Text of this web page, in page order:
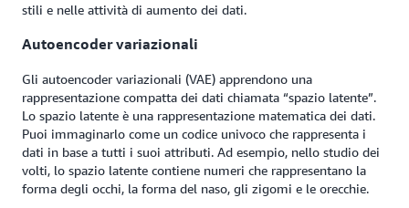
stili e nelle attività di aumento dei dati.
Autoencoder variazionali
Gli autoencoder variazionali (VAE) apprendono una
rappresentazione compatta dei dati chiamata “spazio latente”.
Lo spazio latente è una rappresentazione matematica dei dati.
Puoi immaginarlo come un codice univoco che rappresenta i
dati in base a tutti i suoi attributi. Ad esempio, nello studio dei
volti, lo spazio latente contiene numeri che rappresentano la
forma degli occhi, la forma del naso, gli zigomi e le orecchie.